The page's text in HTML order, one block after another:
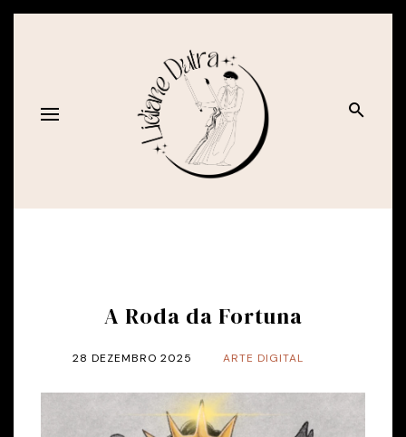
A Roda da Fortuna
28 DEZEMBRO 2025 ARTE DIGITAL